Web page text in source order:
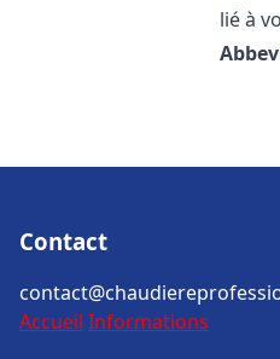
lié à
Contact
Accueil Informations